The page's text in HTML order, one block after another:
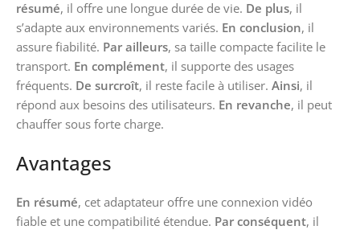
résumé, il offre une longue durée de vie. De plus, il
s’adapte aux environnements variés. En conclusion, il
assure fiabilité. Par ailleurs, sa taille compacte facilite le
transport. En complément, il supporte des usages
fréquents. De surcroît, il reste facile à utiliser. Ainsi, il
répond aux besoins des utilisateurs. En revanche, il peut
chauffer sous forte charge.
Avantages
En résumé, cet adaptateur offre une connexion vidéo
fiable et une compatibilité étendue. Par conséquent, il